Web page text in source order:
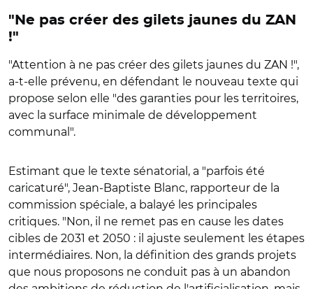
"Ne pas créer des gilets jaunes du ZAN
!"
"Attention à ne pas créer des gilets jaunes du ZAN !",
a-t-elle prévenu, en défendant le nouveau texte qui
propose selon elle "des garanties pour les territoires,
avec la surface minimale de développement
communal".
Estimant que le texte sénatorial, a "parfois été
caricaturé", Jean-Baptiste Blanc, rapporteur de la
commission spéciale, a balayé les principales
critiques. "Non, il ne remet pas en cause les dates
cibles de 2031 et 2050 : il ajuste seulement les étapes
intermédiaires. Non, la définition des grands projets
que nous proposons ne conduit pas à un abandon